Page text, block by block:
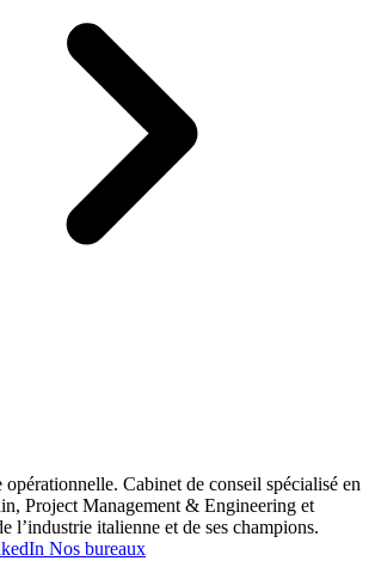
opérationnelle. Cabinet de conseil spécialisé en
Project Management & Engineering et
l’industrie italienne et de ses champions.
Nos bureaux